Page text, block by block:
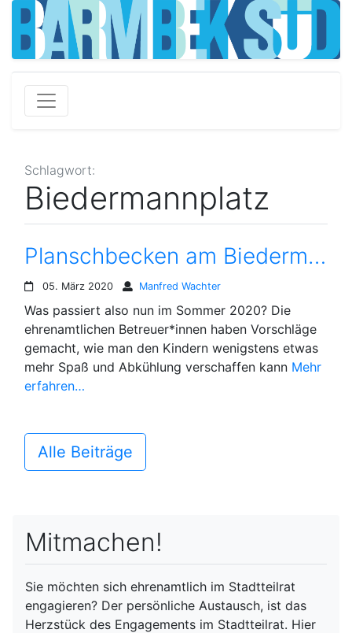
Schlagwort:
Biedermannplatz
Planschbecken am Biedermannplatz – Eine unendliche Geschichte?
05. März 2020 Manfred Wachter
Was passiert also nun im Sommer 2020? Die
ehrenamtlichen Betreuer*innen haben Vorschläge
gemacht, wie man den Kindern wenigstens etwas
mehr Spaß und Abkühlung verschaffen kann Mehr
erfahren…
Alle Beiträge
Mitmachen!
Sie möchten sich ehrenamtlich im Stadtteilrat
engagieren? Der persönliche Austausch, ist das
Herzstück des Engagements im Stadtteilrat. Hier